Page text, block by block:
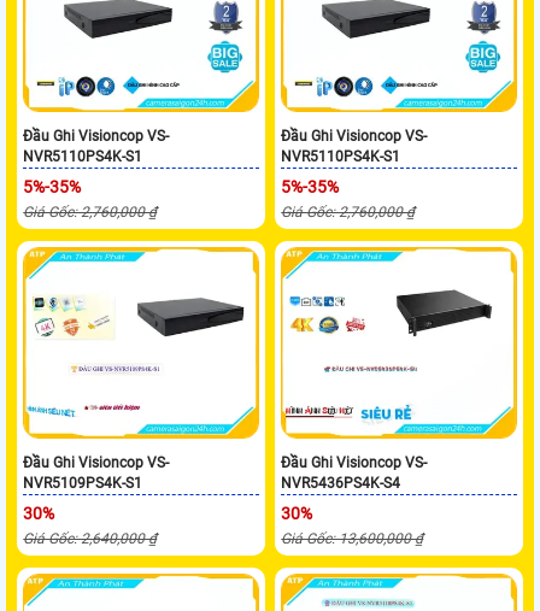
Đầu Ghi Visioncop VS-
NVR5110PS4K-S1
5%-35%
Giá Gốc: 2,760,000 ₫
Đầu Ghi Visioncop VS-
NVR5110PS4K-S1
5%-35%
Giá Gốc: 2,760,000 ₫
Đầu Ghi Visioncop VS-
NVR5109PS4K-S1
30%
Giá Gốc: 2,640,000 ₫
Đầu Ghi Visioncop VS-
NVR5436PS4K-S4
30%
Giá Gốc: 13,600,000 ₫